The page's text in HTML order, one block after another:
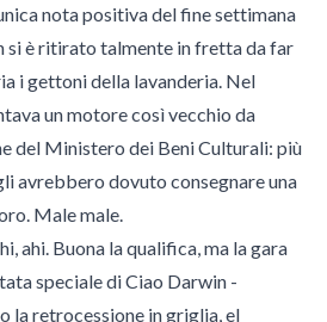
nota positiva del fine settimana
si è ritirato talmente in fretta da far
i gettoni della lavanderia. Nel
un motore così vecchio da
del Ministero dei Beni Culturali: più
avrebbero dovuto consegnare una
Male male.
ahi. Buona la qualifica, ma la gara
speciale di Ciao Darwin -
la retrocessione in griglia, el